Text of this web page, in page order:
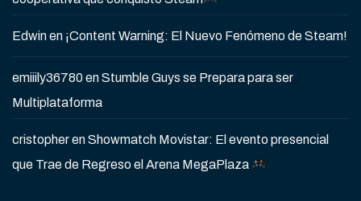
Edwinen ¡Content Warning: El Nuevo Fenómeno de Steam!
emiiily36780enStumble Guys se Prepara para ser
Multiplataforma
cristopherenShowmatch Movistar: El evento presencial
que Trae de Regreso el Arena MegaPlaza